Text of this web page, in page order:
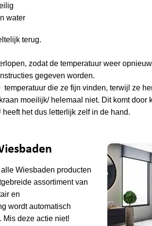
water
terug.
zodat de temperatuur weer
gegeven worden.
die ze fijn vinden, terwijl ze
moeilijk/ helemaal niet. Dit komt door
het dus letterlijk zelf in de hand.
alleWiesbaden producten
assortiment van
en
wordt automatisch
Mis deze actie niet!